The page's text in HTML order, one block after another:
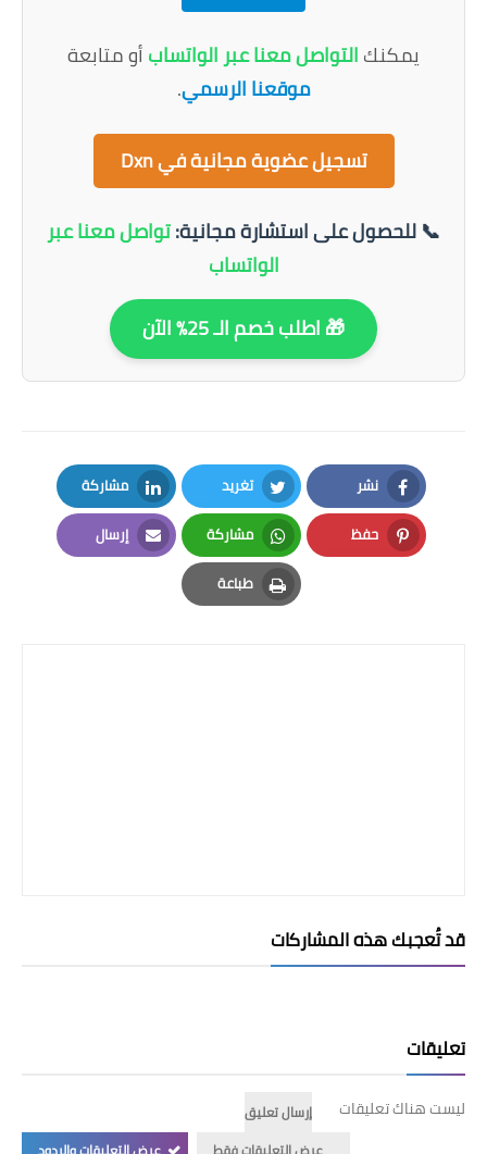
يمكنكالتواصل معنا عبر الواتسابأو متابعة
موقعنا الرسمي.
تسجيل عضوية مجانية في Dxn
📞 للحصول على استشارة مجانية:تواصل معنا عبر
الواتساب
🎁 اطلب خصم الـ 25% الآن
نشر
Facebook
تغريد
Twitter
مشاركة
LinkedIn
حفظ
Pinterest
مشاركة
Whatsapp
إرسال
Email
طباعة
Print
قد تُعجبك هذه المشاركات
تعليقات
ليست هناك تعليقات
إرسال تعليق